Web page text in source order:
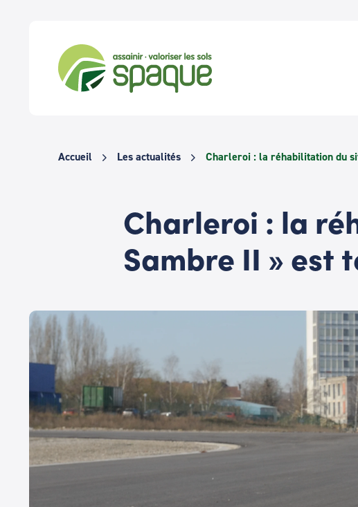
Accueil Les actualités Charleroi : la réhabilitation du
Charleroi : la
Sambre II » est